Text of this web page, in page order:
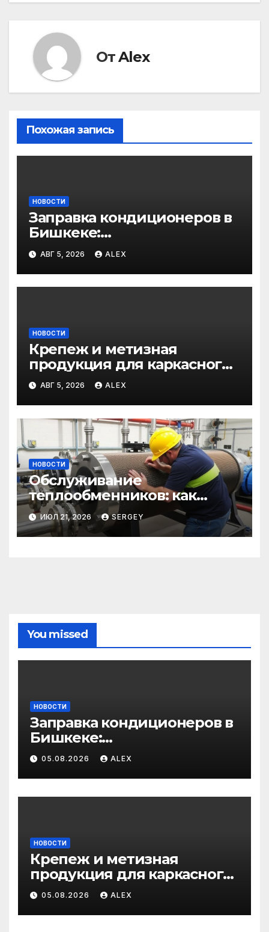
ОтAlex
Похожая запись
НОВОСТИ
Заправка кондиционеров в
Бишкеке:
профессиональные услуги
для дома и авто
АВГ 5, 2026 ALEX
НОВОСТИ
Крепеж и метизная
продукция для каркасного
и загородного
строительства: от
саморезов до анкеров
АВГ 5, 2026 ALEX
НОВОСТИ
Обслуживание
теплообменников: как
сохранить эффективность и
избежать простоев
ИЮЛ 21, 2026 SERGEY
You missed
НОВОСТИ
Заправка кондиционеров в
Бишкеке:
профессиональные услуги
для дома и авто
05.08.2026 ALEX
НОВОСТИ
Крепеж и метизная
продукция для каркасного
и загородного
строительства: от
саморезов до анкеров
05.08.2026 ALEX